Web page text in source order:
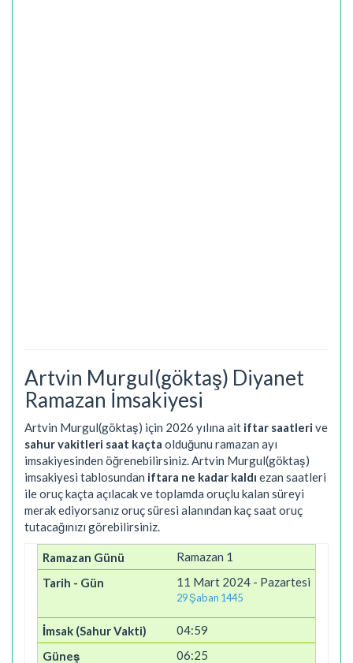
Artvin Murgul(göktaş) Diyanet
Ramazan İmsakiyesi
Artvin Murgul(göktaş) için 2026 yılına ait iftar saatlerive
sahur vakitleri saat kaçta olduğunu ramazan ayı
imsakiyesinden öğrenebilirsiniz. Artvin Murgul(göktaş)
imsakiyesi tablosundan iftara ne kadar kaldı ezan saatleri
ile oruç kaçta açılacak ve toplamda oruçlu kalan süreyi
merak ediyorsanız oruç süresi alanından kaç saat oruç
tutacağınızı görebilirsiniz.
Ramazan 1
11 Mart 2024 - Pazartesi
29 Şaban 1445
04:59
06:25